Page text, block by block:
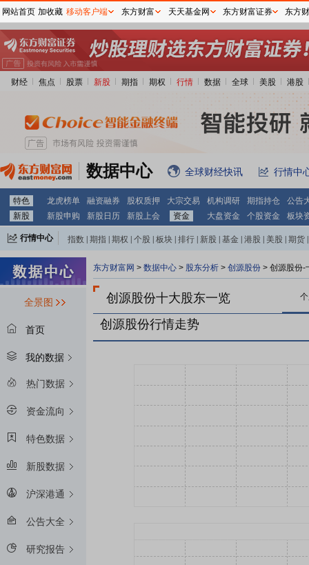
财经 焦点 股票 新股 期指 期权 行情 数据 全球 美股 港股
数据中心 全球财经快讯 行情中
特色 龙虎榜单 融资融券 股权质押 大宗交易 机构调研 期指持仓
公告
新股
新股申购 新股日历 新股上会 资金 大盘资金 个股资金 板块
行情中心 指数 期指 期权 个股 板块 排行 新股 基金 港股 美股 期货
全景图
首页
我的数据
热门数据
资金流向
特色数据
新股数据
沪深港通
公告大全
研究报告
东方财富网 > 数据中心 > 股东分析 > 创源股份 > 创源股份-
创源股份十大股东一览
创源股份行情走势
网站首页 加收藏 移动客户端 东方财富 天天基金网 东方财富证券 东方